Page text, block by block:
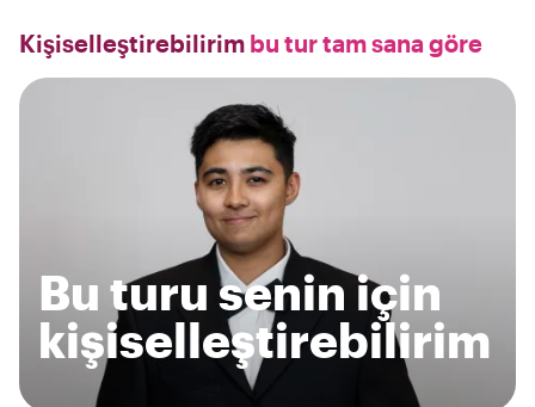
Kişiselleştirebilirim bu tur tam sana göre
Bu turu senin için
kişiselleştirebilirim